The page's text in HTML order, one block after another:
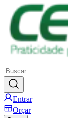
Entrar
Orçar